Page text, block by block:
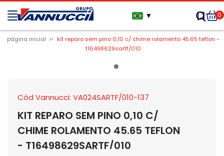
▼ 0
página inicial
kit reparo sem pino 0,10 c/ chime rolamento 45.65 teflon -
t16498629sartf/010
Cód Vannucci: VA024SARTF/010-137
KIT REPARO SEM PINO 0,10 C/
CHIME ROLAMENTO 45.65 TEFLON
- T16498629SARTF/010